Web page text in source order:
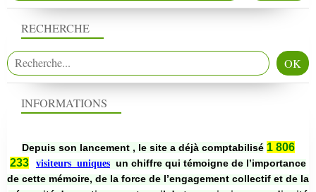
RECHERCHE
INFORMATIONS
Depuis son lancement , le site a déjà comptabilisé 1 806
233
visiteurs uniques un chiffre qui témoigne de l’importance
de cette mémoire, de la force de l’engagement collectif et de la